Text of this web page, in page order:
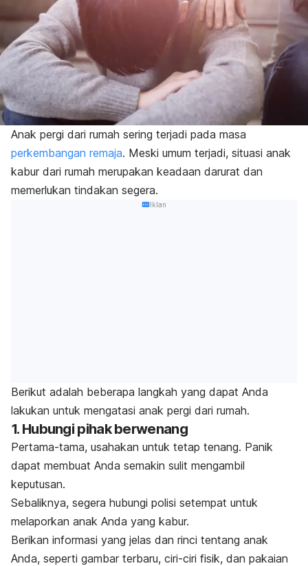
Anak pergi dari rumah sering terjadi pada masa
perkembangan remaja. Meski umum terjadi, situasi anak
kabur dari rumah merupakan keadaan darurat dan
memerlukan tindakan segera.
Iklan
Berikut adalah beberapa langkah yang dapat Anda
lakukan untuk mengatasi anak pergi dari rumah.
1. Hubungi pihak berwenang
Pertama-tama, usahakan untuk tetap tenang. Panik
dapat membuat Anda semakin sulit mengambil
keputusan.
Sebaliknya, segera hubungi polisi setempat untuk
melaporkan anak Anda yang kabur.
Berikan informasi yang jelas dan rinci tentang anak
Anda, seperti gambar terbaru, ciri-ciri fisik, dan pakaian